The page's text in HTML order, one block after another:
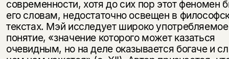
современности, хотя до сих пор этот феномен
его словам, недостаточно освещен в
текстах. Мэй исследует широко употребляемое
понятие, «значение которого может казаться
очевидным, но на деле оказывается богаче и